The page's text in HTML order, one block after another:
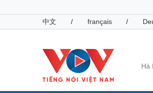
中文
/ français /
Hà